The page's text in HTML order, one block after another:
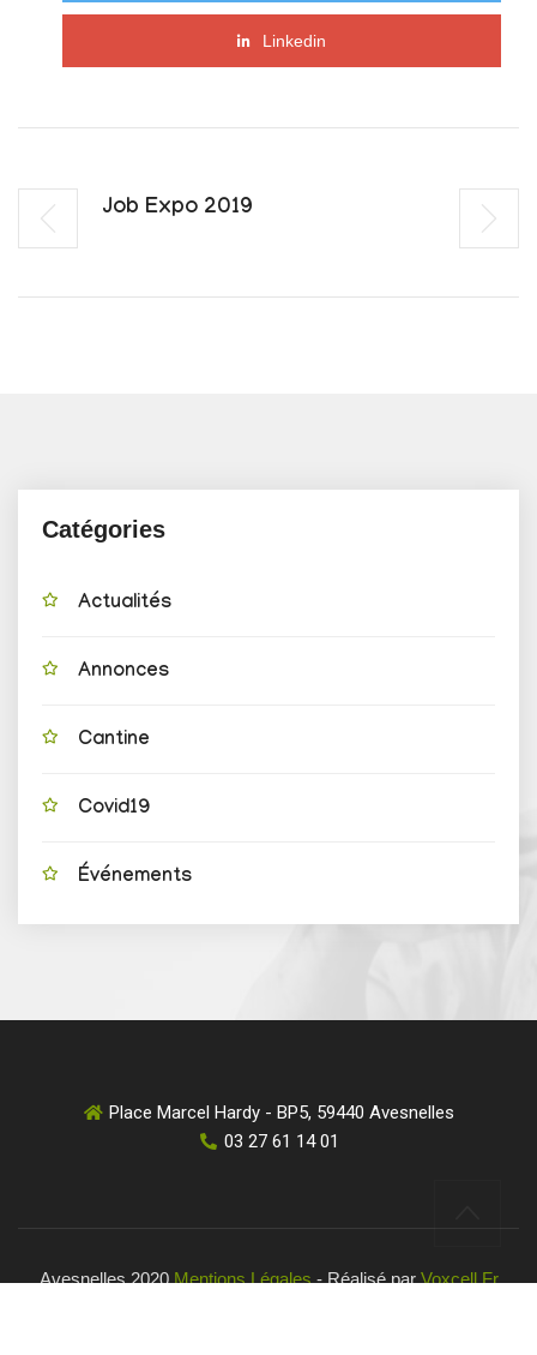
Linkedin
Job Expo 2019
Catégories
Actualités
Annonces
Cantine
Covid19
Événements
Place Marcel Hardy - BP5, 59440 Avesnelles
03 27 61 14 01
Avesnelles 2020Mentions Légales- Réalisé parVoxcell.fr